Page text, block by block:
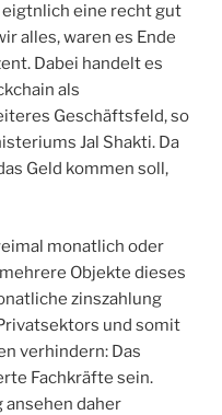
eine recht gut
alles, waren es Ende
Dabei handelt es
als
Geschäftsfeld, so
Jal Shakti. Da
Geld kommen soll,
monatlich oder
Objekte dieses
zinszahlung
und somit
verhindern: Das
Fachkräfte sein.
ansehen daher